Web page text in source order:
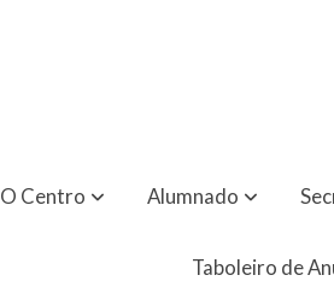
O Centro Alumnado
Taboleiro de